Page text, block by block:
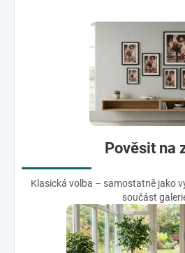
Pověsit na
Klasická volba – samostatně jako
součást